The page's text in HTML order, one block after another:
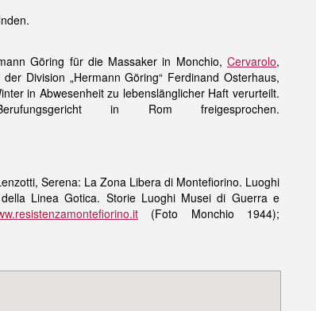
Göring für die Massaker in Monchio,Cervarolo,
Division „Hermann Göring“ Ferdinand Osterhaus,
in Abwesenheit zu lebenslänglicher Haft verurteilt.
in Rom freigesprochen.
Serena: La Zona Libera di Montefiorino. Luoghi
Linea Gotica. Storie Luoghi Musei di Guerra e
(Foto Monchio 1944);